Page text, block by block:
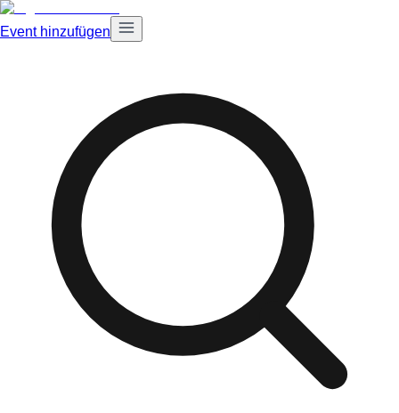
Event hinzufügen